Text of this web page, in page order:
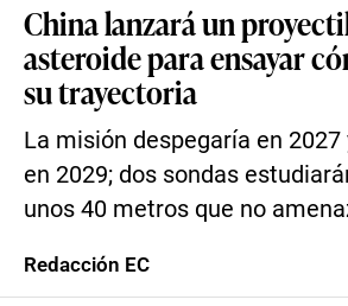
China lanzará un
asteroide para ensayar
su trayectoria
La misión despegaría en
en 2029; dos sondas
unos 40 metros que no
Redacción EC